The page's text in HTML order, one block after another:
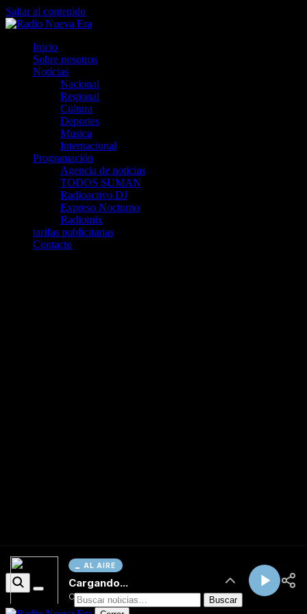
AL AIRE
Cargando...
Conectando...